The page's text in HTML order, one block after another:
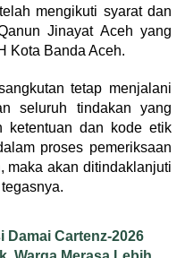
mengikuti syarat dan
Jinayat Aceh yang
Kota Banda Aceh.
tetap menjalani
seluruh tindakan yang
ketentuan dan kode etik
proses pemeriksaan
maka akan ditindaklanjuti
Damai Cartenz-2026